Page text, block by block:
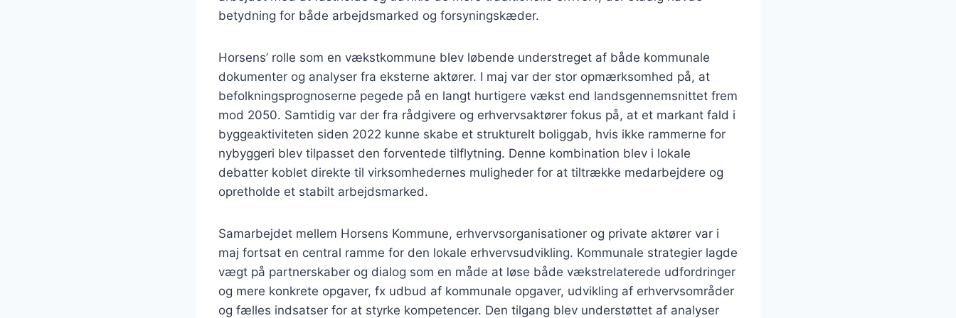
betydning for både arbejdsmarked og forsyningskæder.
Horsens’ rolle som en vækstkommune blev løbende understreget af både kommunale
dokumenter og analyser fra eksterne aktører. I maj var der stor opmærksomhed på, at
befolkningsprognoserne pegede på en langt hurtigere vækst end landsgennemsnittet frem
mod 2050. Samtidig var der fra rådgivere og erhvervsaktører fokus på, at et markant fald i
byggeaktiviteten siden 2022 kunne skabe et strukturelt boliggab, hvis ikke rammerne for
nybyggeri blev tilpasset den forventede tilflytning. Denne kombination blev i lokale
debatter koblet direkte til virksomhedernes muligheder for at tiltrække medarbejdere og
opretholde et stabilt arbejdsmarked.
Samarbejdet mellem Horsens Kommune, erhvervsorganisationer og private aktører var i
maj fortsat en central ramme for den lokale erhvervsudvikling. Kommunale strategier lagde
vægt på partnerskaber og dialog som en måde at løse både vækstrelaterede udfordringer
og mere konkrete opgaver, fx udbud af kommunale opgaver, udvikling af erhvervsområder
og fælles indsatser for at styrke kompetencer. Den tilgang blev understøttet af analyser